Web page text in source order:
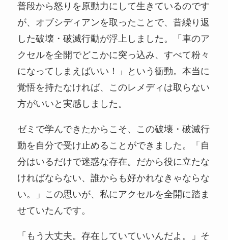
普段から怒りを原動力にして生きているのです
が、オブシディアンを取ったことで、昔繰り返
した破壊・破滅行動が浮上しました。「車のア
クセルを全開でどこかに突っ込み、すべて粉々
になってしまえばいい！」という衝動。本当に
覚悟を持たなければ、このレメディは取らない
方がいいと実感しました。
ゼミで学んできたからこそ、この破壊・破滅行
動を自分で受け止めることができました。「自
分はいるだけで迷惑な存在。だから役に立たな
ければならない、誰からも好かれなきゃならな
い。」この思いが、私にアクセルを全開に踏ま
せていたんです。
「もう大丈夫。存在していていいんだよ。」そ